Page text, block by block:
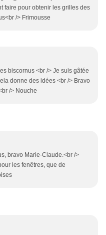
faire pour obtenir les grilles des
/> Frimousse
biscornus <br /> Je suis gâtée
donne des idées <br /> Bravo
/> Nouche
bravo Marie-Claude.<br />
les fenêtres, que de